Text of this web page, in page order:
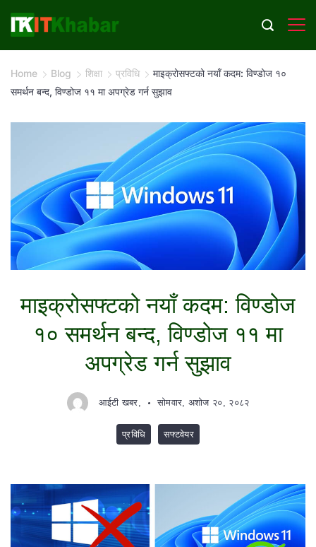
content
Home
Blog शिक्षा प्रविधि
माइक्रोसफ्टको नयाँ कदम: विण्डोज १०
समर्थन बन्द, विण्डोज ११ मा अपग्रेड गर्न सुझाव
माइक्रोसफ्टको नयाँ कदम: विण्डोज
१० समर्थन बन्द, विण्डोज ११ मा
अपग्रेड गर्न सुझाव
आईटी खबर, सोमवार, अशोज २०, २०८२
प्रविधि सफ्टवेयर